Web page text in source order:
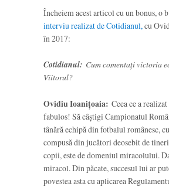
Încheiem acest articol cu un bonus, o
interviu realizat de Cotidianul,cu
în 2017:
Cotidianul: Cum comentați victoria
Viitorul?
Ovidiu Ioanițoaia: Ceea ce a
fabulos! Să câștigi Campionatul
tânără echipă din fotbalul românesc,
compusă din jucători deosebit de
copii, este de domeniul miracolului.
miracol. Din păcate, succesul lui ar
povestea asta cu aplicarea